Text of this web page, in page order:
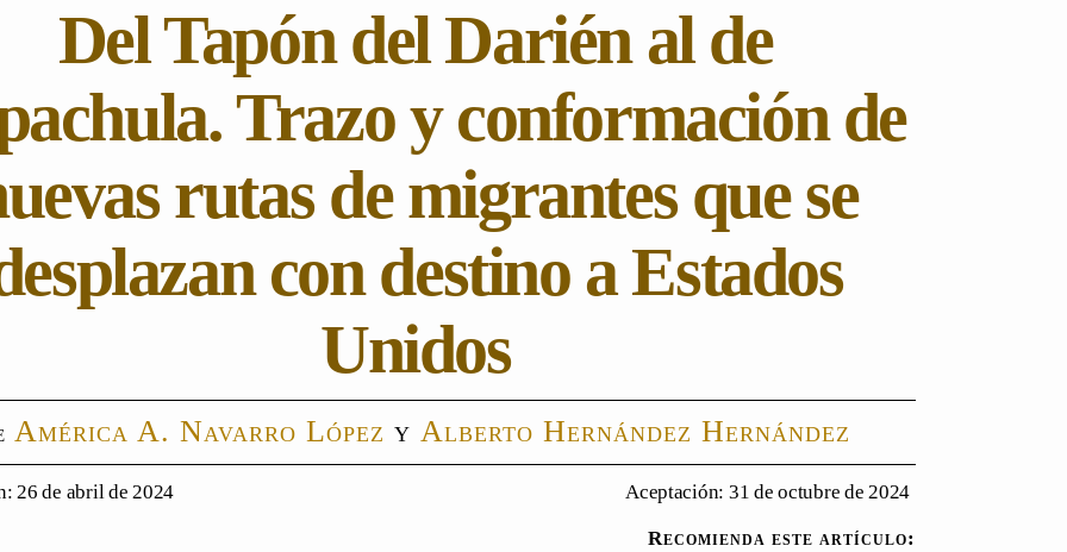
Del Tapón del Darién al de
Trazo y conformación de
rutas de migrantes que se
con destino a Estados
Unidos
América A. Navarro López yAlberto Hernández Hernández
26 de abril de 2024 Aceptación: 31 de octubre de 2024
Recomienda este artículo: